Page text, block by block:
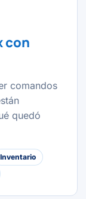
con
comandos
quedó
Inventario